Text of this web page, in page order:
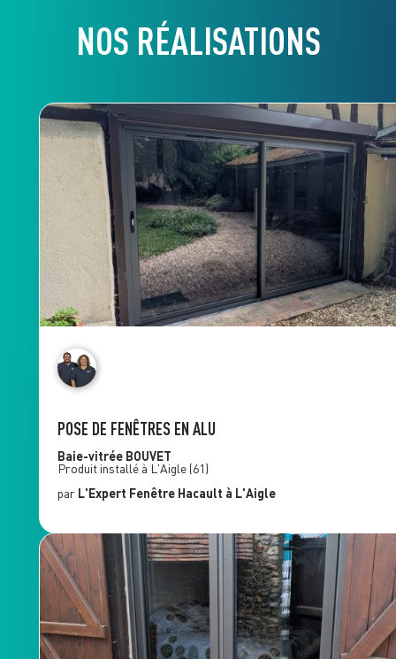
NOS RÉALISATIONS
POSE DE FENÊTRES EN ALU
Baie-vitrée BOUVET
Produit installé à L'Aigle (61)
par L'Expert Fenêtre Hacault à L'Aigle